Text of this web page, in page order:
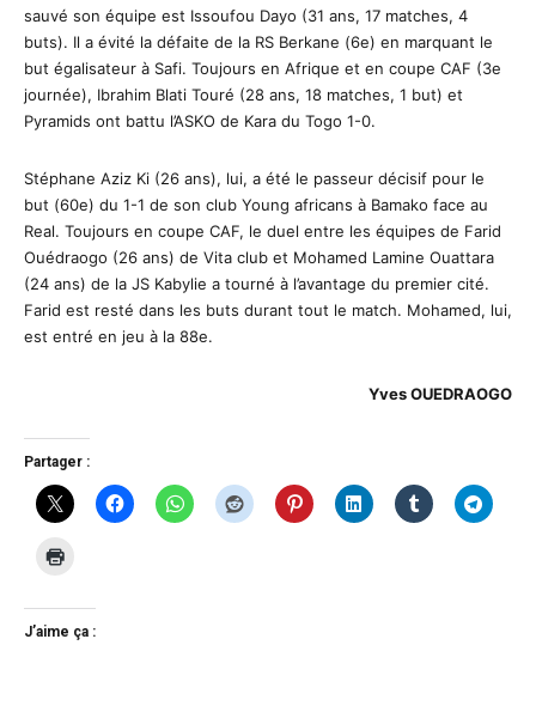
sauvé son équipe est Issoufou Dayo (31 ans, 17 matches, 4
buts). Il a évité la défaite de la RS Berkane (6e) en marquant le
but égalisateur à Safi. Toujours en Afrique et en coupe CAF (3e
journée), Ibrahim Blati Touré (28 ans, 18 matches, 1 but) et
Pyramids ont battu l’ASKO de Kara du Togo 1-0.
Stéphane Aziz Ki (26 ans), lui, a été le passeur décisif pour le
but (60e) du 1-1 de son club Young africans à Bamako face au
Real. Toujours en coupe CAF, le duel entre les équipes de Farid
Ouédraogo (26 ans) de Vita club et Mohamed Lamine Ouattara
(24 ans) de la JS Kabylie a tourné à l’avantage du premier cité.
Farid est resté dans les buts durant tout le match. Mohamed, lui,
est entré en jeu à la 88e.
Yves OUEDRAOGO
Partager :
J’aime ça :